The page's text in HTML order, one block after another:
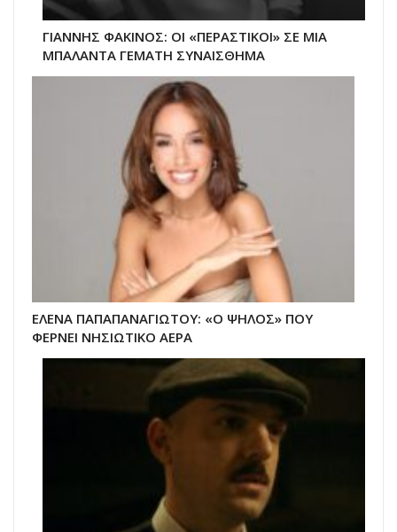
ΓΙΑΝΝΗΣ ΦΑΚΙΝΟΣ: ΟΙ «ΠΕΡΑΣΤΙΚΟΙ» ΣΕ ΜΙΑ
ΜΠΑΛΑΝΤΑ ΓΕΜΑΤΗ ΣΥΝΑΙΣΘΗΜΑ
ΕΛΕΝΑ ΠΑΠΑΠΑΝΑΓΙΩΤΟΥ: «Ο ΨΗΛΟΣ» ΠΟΥ
ΦΕΡΝΕΙ ΝΗΣΙΩΤΙΚΟ ΑΕΡΑ